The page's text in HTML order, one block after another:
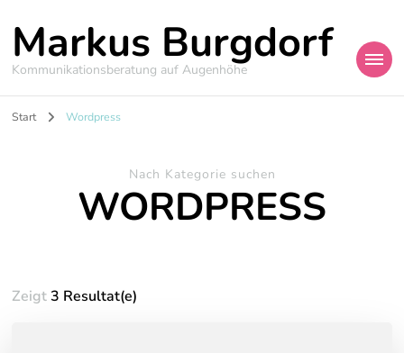
Markus Burgdorf
Kommunikationsberatung auf Augenhöhe
Start Wordpress
Nach Kategorie suchen
WORDPRESS
Zeigt 3 Resultat(e)